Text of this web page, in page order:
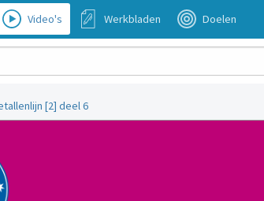
Video's Werkbladen Doelen
[2] deel 6